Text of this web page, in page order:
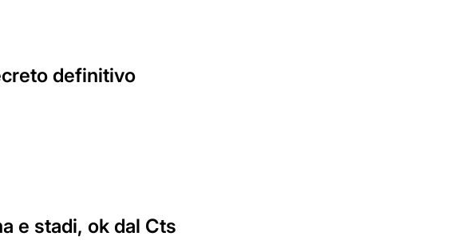
definitivo
e stadi, ok dal Cts